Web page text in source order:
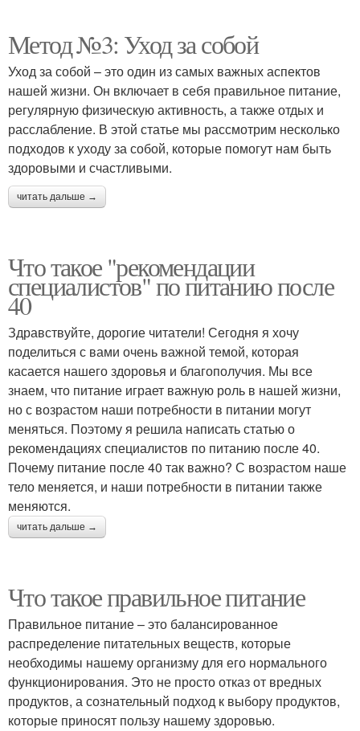
Метод №3: Уход за собой
Уход за собой – это один из самых важных аспектов
нашей жизни. Он включает в себя правильное питание,
регулярную физическую активность, а также отдых и
расслабление. В этой статье мы рассмотрим несколько
подходов к уходу за собой, которые помогут нам быть
здоровыми и счастливыми.
читать дальше →
Что такое "рекомендации
специалистов" по питанию после
40
Здравствуйте, дорогие читатели! Сегодня я хочу
поделиться с вами очень важной темой, которая
касается нашего здоровья и благополучия. Мы все
знаем, что питание играет важную роль в нашей жизни,
но с возрастом наши потребности в питании могут
меняться. Поэтому я решила написать статью о
рекомендациях специалистов по питанию после 40.
Почему питание после 40 так важно? С возрастом наше
тело меняется, и наши потребности в питании также
меняются.
читать дальше →
Что такое правильное питание
Правильное питание – это балансированное
распределение питательных веществ, которые
необходимы нашему организму для его нормального
функционирования. Это не просто отказ от вредных
продуктов, а сознательный подход к выбору продуктов,
которые приносят пользу нашему здоровью.